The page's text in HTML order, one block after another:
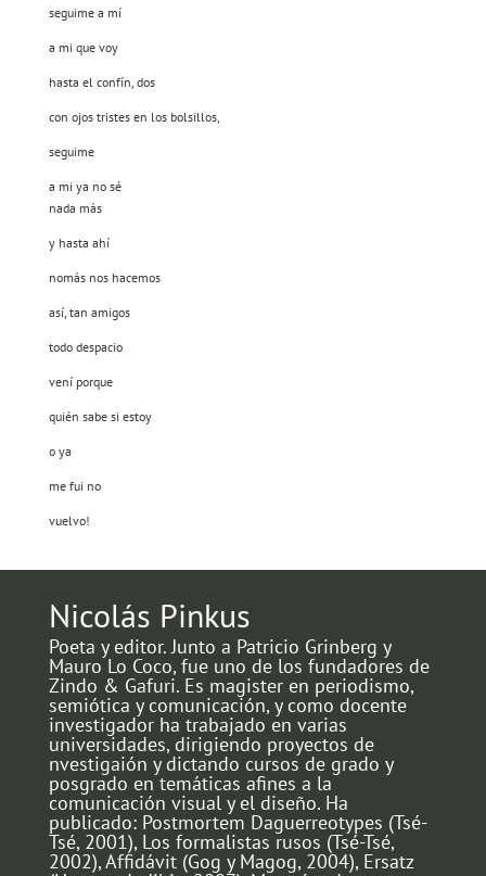
seguime a mí
a mi que voy
hasta el confín, dos
con ojos tristes en los bolsillos,
seguime
a mi ya no sé
nada más
y hasta ahí
nomás nos hacemos
así, tan amigos
todo despacio
vení porque
quién sabe si estoy
o ya
me fui no
vuelvo!
Nicolás Pinkus
Poeta y editor. Junto a Patricio Grinberg y
Mauro Lo Coco, fue uno de los fundadores de
Zindo & Gafuri. Es magister en periodismo,
semiótica y comunicación, y como docente
investigador ha trabajado en varias
universidades, dirigiendo proyectos de
nvestigaión y dictando cursos de grado y
posgrado en temáticas afines a la
comunicación visual y el diseño. Ha
publicado: Postmortem Daguerreotypes (Tsé-
Tsé, 2001), Los formalistas rusos (Tsé-Tsé,
2002), Affidávit (Gog y Magog, 2004), Ersatz